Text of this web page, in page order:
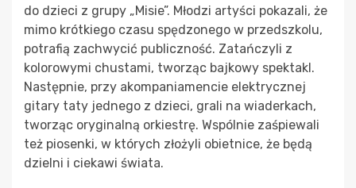
do dzieci z grupy „Misie”. Młodzi artyści pokazali, że
mimo krótkiego czasu spędzonego w przedszkolu,
potrafią zachwycić publiczność. Zatańczyli z
kolorowymi chustami, tworząc bajkowy spektakl.
Następnie, przy akompaniamencie elektrycznej
gitary taty jednego z dzieci, grali na wiaderkach,
tworząc oryginalną orkiestrę. Wspólnie zaśpiewali
też piosenki, w których złożyli obietnice, że będą
dzielni i ciekawi świata.